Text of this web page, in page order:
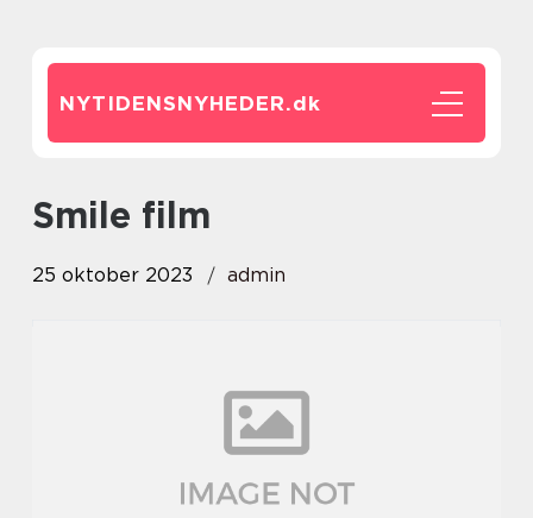
NYTIDENSNYHEDER.dk
smile film
25 oktober 2023 admin